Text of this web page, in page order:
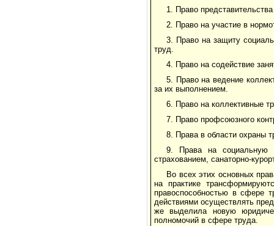
1. Право
2. Право на участие в
3. Право на защиту
труд.
4. Право на содействие
5. Право на ведение
за их выполнением.
6. Право на коллективные
7. Право профсоюзного
8. Права в области охраны
9. Права на социальную
страхованием, санаторно-
Во всех этих основных
на практике
правоспособностью в сфере
действиями осущест­влять
же выделила новую
полномо­чий в сфере труда.